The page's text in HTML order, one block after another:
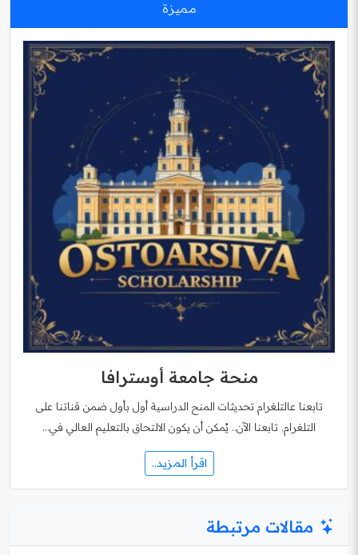
مميزة
منحة جامعة أوسترافا
تابعنا عالتلغرام تحديثات المنح الدراسية أول بأول ضمن قناتنا على
التلغرام. تابعنا الآن.. يُمكن أن يكون الالتحاق بالتعليم العالي في…
اقرأ المزيد..
مقالات مرتبطة